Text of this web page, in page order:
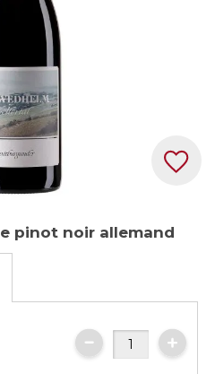
pinot noir allemand